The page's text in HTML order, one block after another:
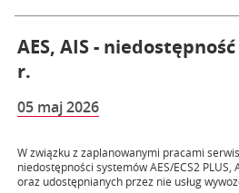
AES, AIS - niedostępność
r.
05 maj 2026
W związku z zaplanowanymi pracami
niedostępności systemów AES/ECS2 PLUS,
oraz udostępnianych przez nie usług